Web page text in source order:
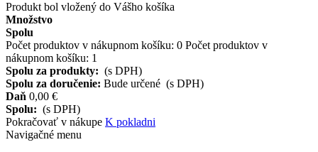
Produkt bol vložený do Vášho košíka
Množstvo
Spolu
Počet produktov v nákupnom košíku: 0 Počet produktov v
nákupnom košíku: 1
Spolu za produkty: (s DPH)
Spolu za doručenie: Bude určené (s DPH)
Daň 0,00 €
Spolu: (s DPH)
Pokračovať v nákupe K pokladni
Navigačné menu